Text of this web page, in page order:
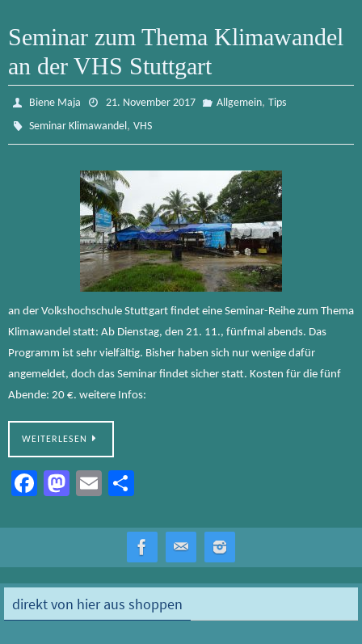
Seminar zum Thema Klimawandel
an der VHS Stuttgart
Biene Maja 21. November 2017 Allgemein, Tips
Seminar Klimawandel ,VHS
an der Volkshochschule Stuttgart findet eine Seminar-Reihe zum Thema
Klimawandel statt: Ab Dienstag, den 21. 11., fünfmal abends. Das
Programm ist sehr vielfältig. Bisher haben sich nur wenige dafür
angemeldet, doch das Seminar findet sicher statt. Kosten für die fünf
Abende: 20 €. weitere Infos:
WEITERLESEN
Fa
b
o
ok
M
to
d
o
n
E
ail n
direkt von hier aus shoppen